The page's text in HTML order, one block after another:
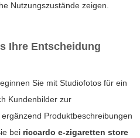
Nutzungszustände zeigen.
Ihre Entscheidung
Sie mit Studiofotos für ein
Kundenbilder zur
Produktbeschreibungen
bei riccardo e-zigaretten store